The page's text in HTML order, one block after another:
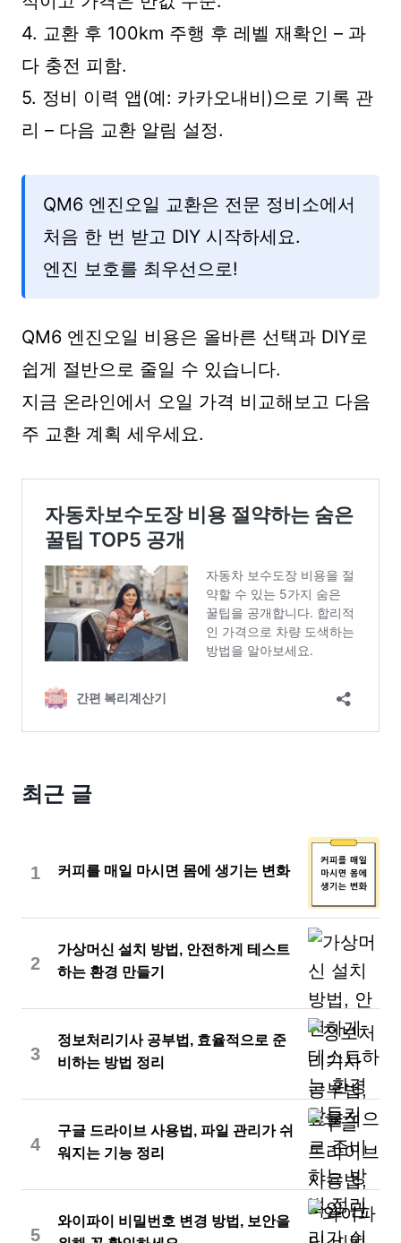
4. 교환 후 100km 주행 후 레벨 재확인 – 과
다 충전 피함.
5. 정비 이력 앱(예: 카카오내비)으로 기록 관
리 – 다음 교환 알림 설정.
QM6 엔진오일 교환은 전문 정비소에서
처음 한 번 받고 DIY 시작하세요.
엔진 보호를 최우선으로!
QM6 엔진오일 비용은 올바른 선택과 DIY로
쉽게 절반으로 줄일 수 있습니다.
지금 온라인에서 오일 가격 비교해보고 다음
주 교환 계획 세우세요.
최근 글
1 커피를 매일 마시면 몸에 생기는 변화
2
가상머신 설치 방법, 안전하게 테스트
하는 환경 만들기
3
정보처리기사 공부법, 효율적으로 준
비하는 방법 정리
4
구글 드라이브 사용법, 파일 관리가 쉬
워지는 기능 정리
5
와이파이 비밀번호 변경 방법, 보안을